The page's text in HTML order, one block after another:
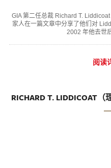
GIA 第二任总裁 Richard T.
家人在一篇文章中分享了他们对
2002 年他去世
阅读
RICHARD T. LIDDICOAT（